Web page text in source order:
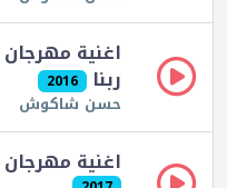
اغنية مهرجان
ربنا 2016
حسن شاكوش
اغنية